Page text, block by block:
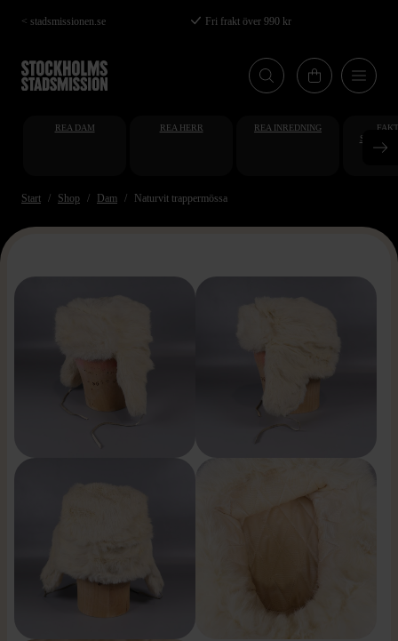
Hoppa
till
huvudinnehåll
< stadsmissionen.se Fri frakt över 990 kr
REA DAM REA HERR REA INREDNING
Start Shop Dam Naturvit trappermössa